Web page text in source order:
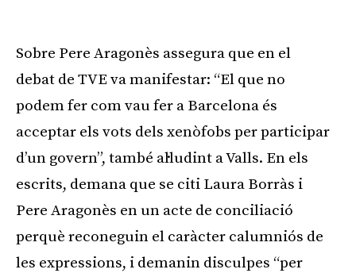
Sobre Pere Aragonès assegura que en el
debat de TVE va manifestar: “El que no
podem fer com vau fer a Barcelona és
acceptar els vots dels xenòfobs per participar
d’un govern”, també al·ludint a Valls. En els
escrits, demana que se citi Laura Borràs i
Pere Aragonès en un acte de conciliació
perquè reconeguin el caràcter calumniós de
les expressions, i demanin disculpes “per